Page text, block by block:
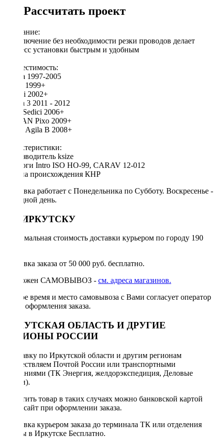
Рассчитать проект
Описание:
Подключение без необходимости резки проводов делает
процесс установки быстрым и удобным
Совместимость:
Honda 1997-2005
Acura 1999+
Suzuki 2002+
Haima 3 2011 - 2012
FIAT Sedici 2006+
NISSAN Pixo 2009+
OPEL Agila B 2008+
Характеристики:
Производитель ksize
Аналоги Intro ISO HO-99, CARAV 12-012
Страна происхождения КНР
Доставка работает с Понедельника по Субботу. Воскресенье -
выходной день.
ПО ИРКУТСКУ
Минимальная стоимость доставки курьером по городу 190
Доставка заказа от 50 000 руб. бесплатно.
Возможен САМОВЫВОЗ - см. адреса магазинов.
Точное время и место самовывоза с Вами согласует оператор
после оформления заказа.
ИРКУТСКАЯ ОБЛАСТЬ И ДРУГИЕ
РЕГИОНЫ РОССИИ
Отправку по Иркутской области и другим регионам
осуществляем Почтой России или транспортными
компаниями (ТК Энергия, желдорэкспедиция, Деловые
линии).
Оплатить товар в таких случаях можно банковской картой
через сайт при оформлении заказа.
Доставка курьером заказа до терминала ТК или отделения
Почты в Иркутске Бесплатно.